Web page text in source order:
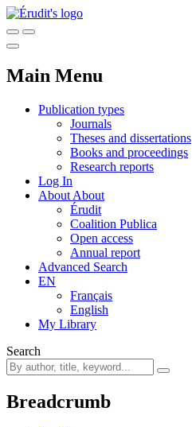
Main Menu
Publication types
Journals
Theses and dissertations
Books and proceedings
Research reports
Log In
About About
Érudit
Coalition Publica
Open access
Annual report
Advanced Search
EN
Français
English
My Library
Search
Breadcrumb